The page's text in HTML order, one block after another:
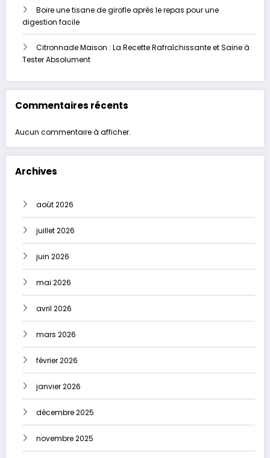
Boire une tisane de girofle après le repas pour une
digestion facile
Citronnade Maison : La Recette Rafraîchissante et Saine à
Tester Absolument
Commentaires récents
Aucun commentaire à afficher.
Archives
août 2026
juillet 2026
juin 2026
mai 2026
avril 2026
mars 2026
février 2026
janvier 2026
décembre 2025
novembre 2025